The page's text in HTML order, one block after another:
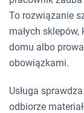
To rozwiązanie
małych
domu albo
obowiązkami.
Usługa
odbiorze